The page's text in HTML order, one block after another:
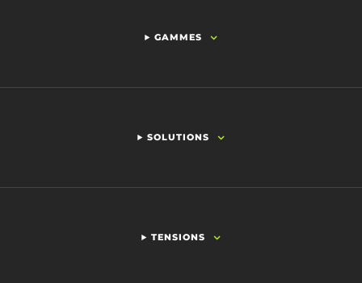
GAMMES
SOLUTIONS
TENSIONS